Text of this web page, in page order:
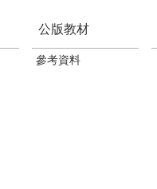
公版教材
參考資料